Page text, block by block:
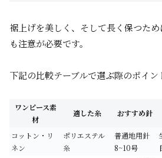
裾上げを美しく、そして長く保つた
も注意が必要です。
下記の比較テーブルで選ぶ際のポイン
ワンピース素
材
適した糸 おすすめ針
コットン・リ
ネン
ポリエステル
糸
普通地用針
8~10号